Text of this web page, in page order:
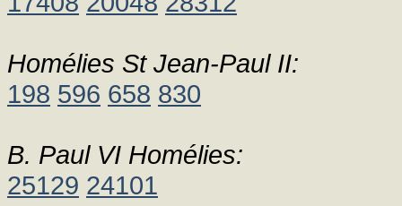
Homélies St Jean-Paul II:
198 596 658 830
B. Paul VI Homélies:
25129 24101